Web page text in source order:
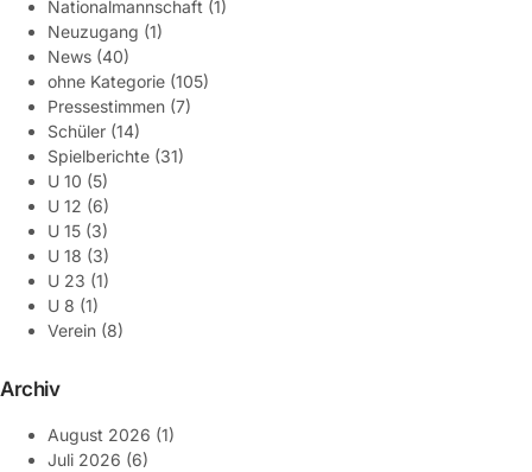
Nationalmannschaft (1)
Neuzugang (1)
News (40)
ohne Kategorie (105)
Pressestimmen (7)
Schüler (14)
Spielberichte (31)
U 10 (5)
U 12 (6)
U 15 (3)
U 18 (3)
U 23 (1)
U 8 (1)
Verein (8)
Archiv
August 2026 (1)
Juli 2026 (6)